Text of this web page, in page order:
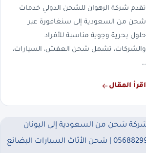
تقدم شركة الرهوان للشحن الدولي خدمات
شحن من السعودية إلى سنغافورة عبر
حلول بحرية وجوية مناسبة للأفراد
والشركات، تشمل شحن العفش، السيارات،
…
اقرأ المقال